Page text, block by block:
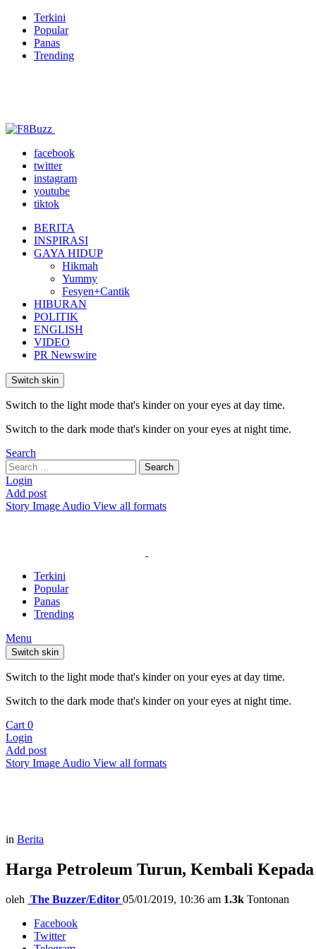
Terkini
Popular
Panas
Trending
facebook
twitter
instagram
youtube
tiktok
BERITA
INSPIRASI
GAYA HIDUP
Hikmah
Yummy
Fesyen+Cantik
HIBURAN
POLITIK
ENGLISH
VIDEO
PR Newswire
Switch skin
Switch to the light mode that's kinder on your eyes at day time.
Switch to the dark mode that's kinder on your eyes at night time.
Search
Search
for:
Search
Login
Add post
Story Image Audio View all formats
Terkini
Popular
Panas
Trending
Menu
Switch skin
Switch to the light mode that's kinder on your eyes at day time.
Switch to the dark mode that's kinder on your eyes at night time.
Cart 0
Login
Add post
Story Image Audio View all formats
in Berita
Harga Petroleum Turun, Kembali
oleh The Buzzer/Editor 05/01/2019, 10:36 am 1.3k Tontonan
Facebook
Twitter